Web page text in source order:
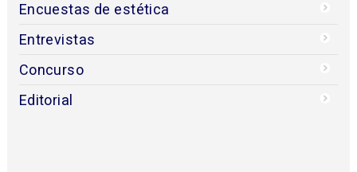
Encuestas de estética
Entrevistas
Concurso
Editorial